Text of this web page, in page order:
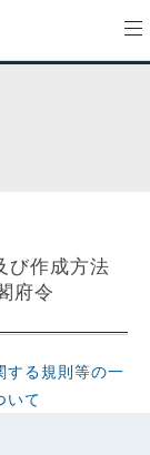
び作成方法
府令
する規則等の一
いて